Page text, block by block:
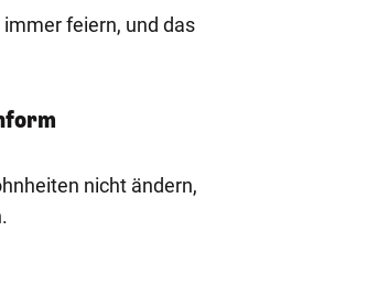
feiern, und das
nicht ändern,